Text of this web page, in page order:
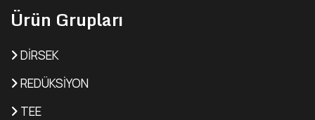
Ürün Grupları
DİRSEK
REDÜKSİYON
TEE